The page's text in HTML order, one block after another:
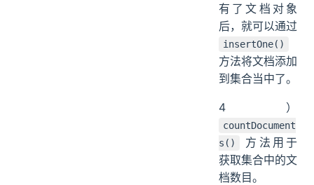
有了文档对象
后，就可以通过
insertOne()
方法将文档添加
到集合当中了。
4）
countDocument
s()
方法用于
获取集合中的文
档数目。